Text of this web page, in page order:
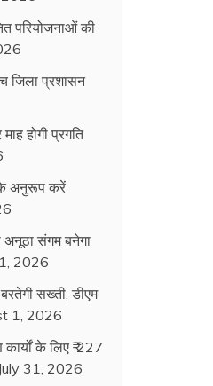
परियोजनाओं की
जिला प्रशासन
होगी प्रगति
के अनुरूप करें
संगम बनेगा
2026
सख्ती, डीएम
1, 2026
के लिए ₹ 227
July 31, 2026